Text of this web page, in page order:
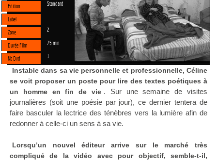
Edition Standard
Label
Zone
2
Durée Film 75 min
Nb Dvd 1
Instable dans sa vie personnelle et professionnelle, Céline
se voit proposer un poste pour lire des textes poétiques à
un homme en fin de vie . Sur une semaine de visites
journalières (soit une poésie par jour), ce dernier tentera de
faire basculer la lectrice des ténèbres vers la lumière afin de
redonner à celle-ci un sens à sa vie.
Lorsqu’un nouvel éditeur arrive sur le marché très
compliqué de la vidéo avec pour objectif, semble-t-il,